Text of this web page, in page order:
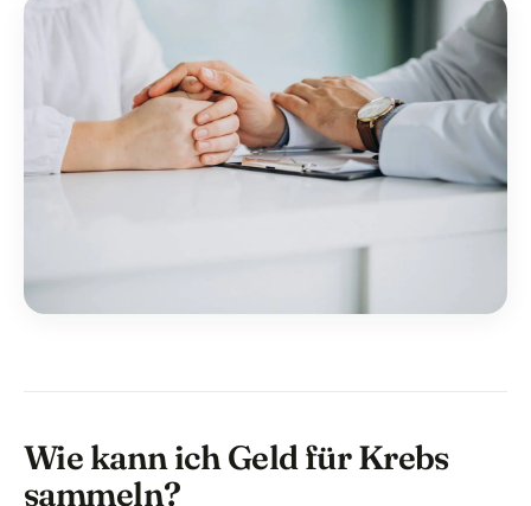
Wie kann ich Geld für Krebs
sammeln?